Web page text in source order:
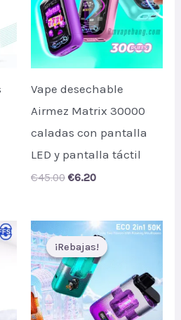
Vape desechable
Airmez Matrix 30000
caladas con pantalla
LED y pantalla táctil
€45.00 Original
€6.20Current
¡Rebajas!
¡Rebajas!